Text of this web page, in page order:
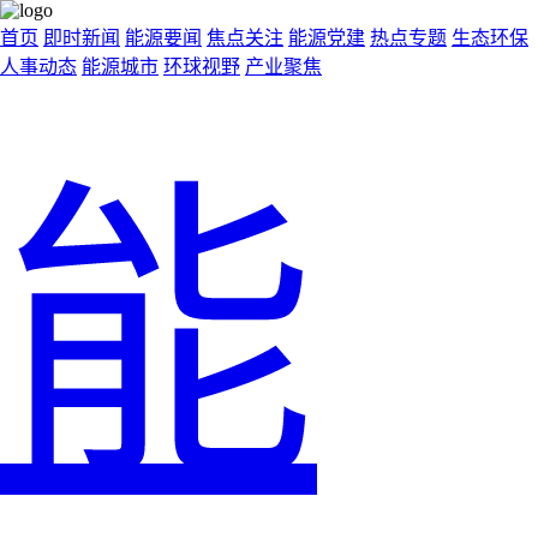
首页 即时新闻 能源要闻 焦点关注 能源党建 热点专题 生态环保
人事动态 能源城市 环球视野 产业聚焦
能